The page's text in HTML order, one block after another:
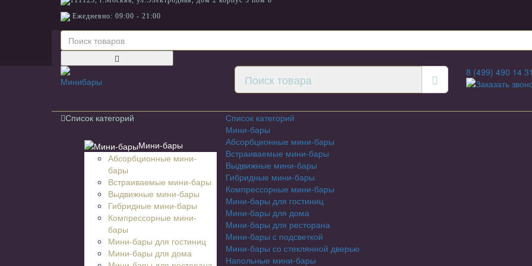
Ежедневно: 09:00 - 21:00
8 (499) 490 14 31
Заказать
Список категорий
Мини-бары
Абсорбционные мини-
бары
Встраиваемые мини-бары
Выдвижные мини-бары
Гибридные мини-бары
Компрессорные мини-
бары
Мини-бары для гостиниц
Мини-бары для дома
Список категорий
Мини-бары
Абсорбционные мини-бары
Встраиваемые мини-бары
Выдвижные мини-бары
Гибридные мини-бары
Компрессорные мини-бары
Мини-бары для гостиниц
Мини-бары для дома
Мини-бары для ресторана
Мини-бары с подсветкой
Мини-бары со стеклянной дверью
Напольные мини-бары